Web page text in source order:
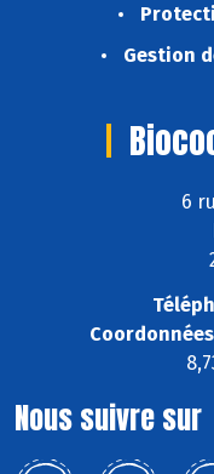
Gestion
6
Coordonnées
Nous suivre sur